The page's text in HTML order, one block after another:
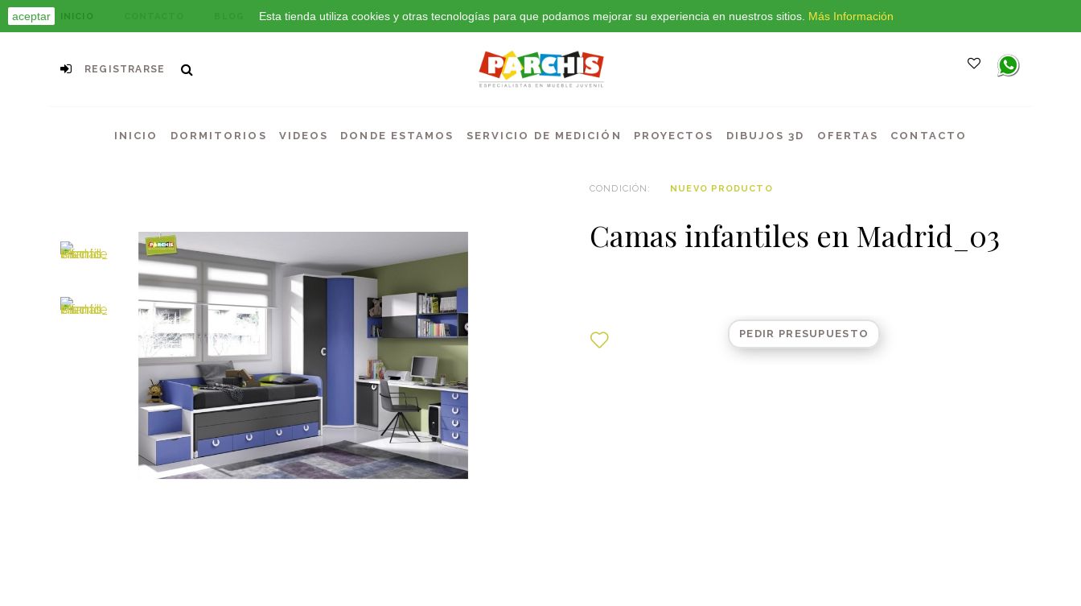
aceptar Esta tienda utiliza cookies y otras tecnologías para que podamos mejorar su experiencia en nuestros sitios. Más Información
INICIO
REGISTRARSE
INICIO DORMITORIOS VIDEOS DONDE ESTAMOS SERVICIO DE MEDICIÓN PROYECTOS DIBUJOS 3D OFERTAS CONTACTO
CONDICIÓN: NUEVO PRODUCTO
Camas infantiles en Madrid_03
PEDIR PRESUPUESTO